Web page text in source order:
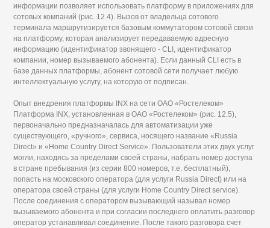
информации позволяет использовать платформу в приложениях для
сотовых компаний (рис. 12.4). Вызов от владельца сотового
терминала маршрутизируется базовым коммутатором сотовой связи
на платформу, которая анализирует передаваемую адресную
информацию (идентификатор звонящего - CLI, идентификатор
компании, номер вызываемого абонента). Если данный CLI есть в
базе данных платформы, абонент сотовой сети получает любую
интеллектуальную услугу, на которую от подписан.
Опыт внедрения платформы INX на сети ОАО «Ростелеком»
Платформа INX, установленная в ОАО «Ростелеком» (рис. 12.5),
первоначально предназначалась для автоматизации уже
существующего, «ручного», сервиса, носящего название «Russia
Direct» и «Home Country Direct Service». Пользователи этих двух услуг
могли, находясь за пределами своей страны, набрать номер доступа
в стране пребывания (из серии 800 номеров, т.е. бесплатный),
попасть на московского оператора (для услуги Russia Direct) или на
оператора своей страны (для услуги Home Country Direct service).
После соединения с оператором вызывающий называл номер
вызываемого абонента и при согласии последнего оплатить разговор
оператор устанавливал соединение. После такого разговора счет